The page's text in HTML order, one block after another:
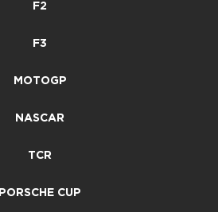
F2
F3
MOTOGP
NASCAR
TCR
PORSCHE CUP